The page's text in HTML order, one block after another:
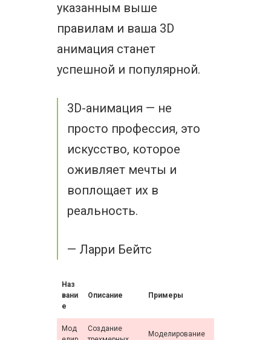
указанным выше
правилам и ваша 3D
анимация станет
успешной и популярной.
3D-анимация — не
просто профессия, это
искусство, которое
оживляет мечты и
воплощает их в
реальность.
— Ларри Бейтс
Наз
вани
е
Описание Примеры
Мод
Создание
Моделирование